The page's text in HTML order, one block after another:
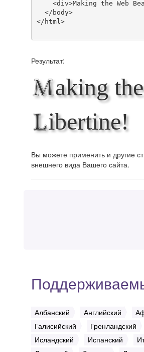
</html>
Результат:
Making
Libertine!
Вы можете применить и другие
внешнего вида Вашего сайта.
Албанский Английский
Галисийский
Гренландский
Исландский
Испанский